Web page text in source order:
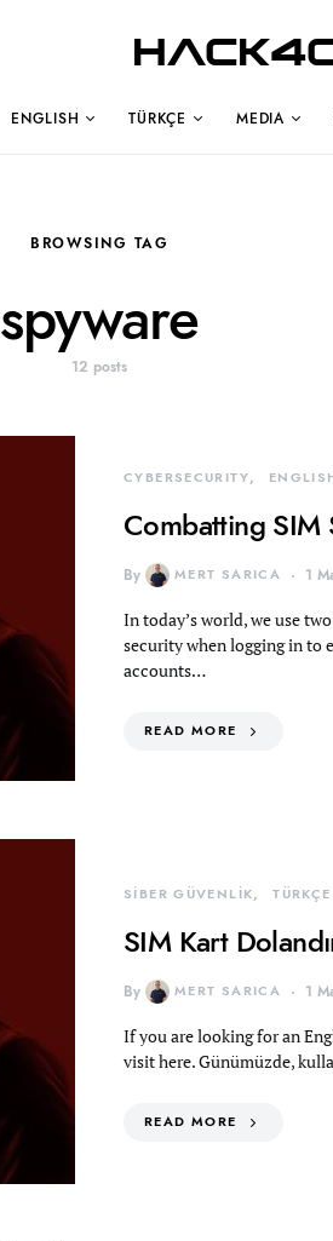
ENGLISH TÜRKÇE MEDIA
BROWSING TAG
spyware
12 posts
CYBERSECURITY
Combatting SIM
By MERT SARICA 1
In today’s world, we use
security when logging in to
accounts…
READ MORE
SİBER GÜVENLİK TÜRKÇE
SIM Kart
By MERT SARICA 1
If you are looking for an
visit here. Günümüzde,
READ MORE